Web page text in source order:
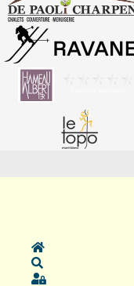
Home
Sign In